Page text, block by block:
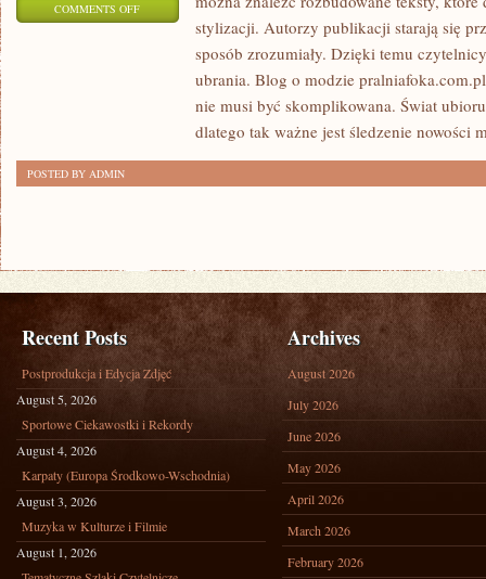
COMMENTS OFFON
stylizacji. Autorzy publikacji starają się
sposób zrozumiały. Dzięki temu
ubrania. Blog o modzie
nie musi być skomplikowana. Świat
dlatego tak ważne jest śledzenie nowości
POSTED BY ADMIN
Recent Posts
Postprodukcja i Edycja Zdjęć
August 5, 2026
Sportowe Ciekawostki i Rekordy
August 4, 2026
Karpaty (Europa Środkowo-Wschodnia)
August 3, 2026
Muzyka w Kulturze i Filmie
August 1, 2026
Archives
August 2026
July 2026
June 2026
May 2026
April 2026
March 2026
February 2026